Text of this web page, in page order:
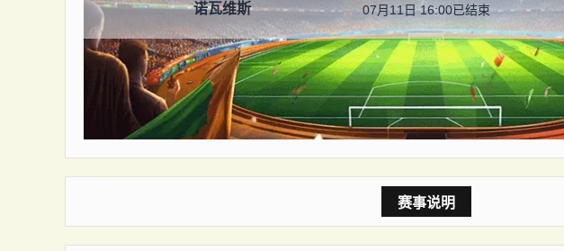
诺瓦维斯 07月11日 16:00已结束
赛事说明